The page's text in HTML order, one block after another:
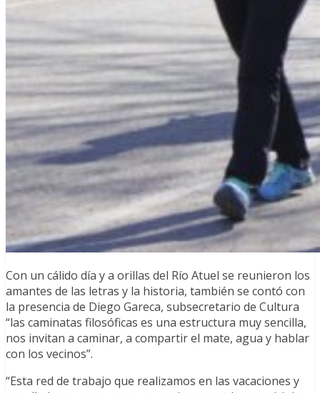
Con un cálido día y a orillas del Río Atuel se reunieron los
amantes de las letras y la historia, también se contó con
la presencia de Diego Gareca, subsecretario de Cultura
“las caminatas filosóficas es una estructura muy sencilla,
nos invitan a caminar, a compartir el mate, agua y hablar
con los vecinos”.
“Esta red de trabajo que realizamos en las vacaciones y